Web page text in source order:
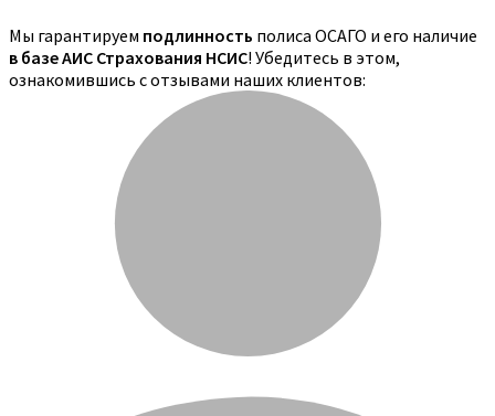
Мы гарантируем подлинность полиса ОСАГО и его наличие
в базе АИС Страхования НСИС! Убедитесь в этом,
ознакомившись с отзывами наших клиентов: